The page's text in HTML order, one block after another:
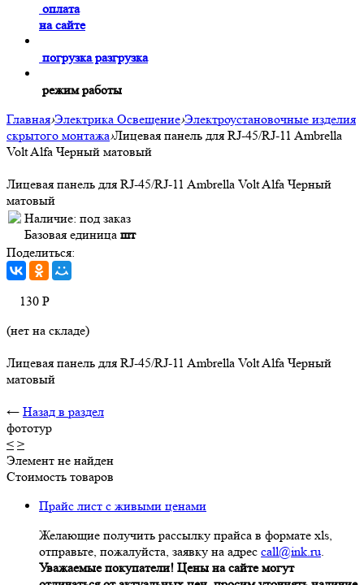
оплата
на сайте
погрузка разгрузка
режим работы
Главная›Электрика Освещение›Электроустановочные изделия
скрытого монтажа›Лицевая панель для RJ-45/RJ-11 Ambrella
Volt Alfa Черный матовый
Лицевая панель для RJ-45/RJ-11 Ambrella Volt Alfa Черный
матовый
Наличие: под заказ
Базовая единица шт
Поделиться:
130 Р
(нет на складе)
Лицевая панель для RJ-45/RJ-11 Ambrella Volt Alfa Черный
матовый
← Назад в раздел
фототур
< >
Элемент не найден
Стоимость товаров
Прайс лист с живыми ценами
Желающие получить рассылку прайса в формате xls,
отправьте, пожалуйста, заявку на адрес call@ink.ru.
Уважаемые покупатели! Цены на сайте могут